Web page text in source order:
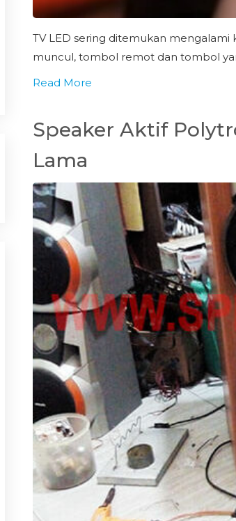
TV LED sering ditemukan mengalami
muncul, tombol remot dan tombol
Read More
Speaker Aktif
Lama